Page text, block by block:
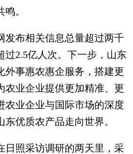
。
布相关信息总量超过两千
过2.5亿人次。下一步，山东
外事惠农惠企服务，搭建更
农业企业提供更加精准、更
农业企业与国际市场的深度
优质农产品走向世界。
照采访调研的两天里，采